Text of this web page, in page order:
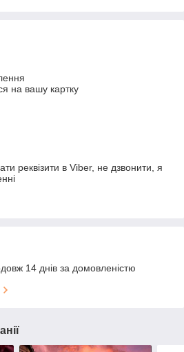
на вашу картку
реквізити в Viber, не дзвонити, я
14 днів за домовленістю